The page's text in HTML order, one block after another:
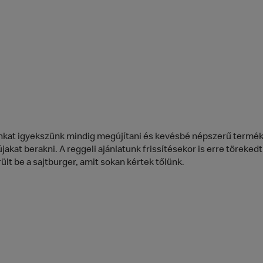
igyekszünk mindig megújítani és kevésbé népszerű
berakni. A reggeli ajánlatunk frissítésekor is erre
be a sajtburger, amit sokan kértek tőlünk.